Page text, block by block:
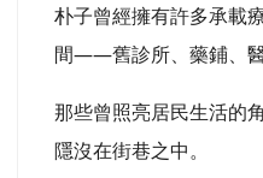
朴子曾經擁有許多承載
間——舊診所、藥鋪、
那些曾照亮居民生活的
隱沒在街巷之中。